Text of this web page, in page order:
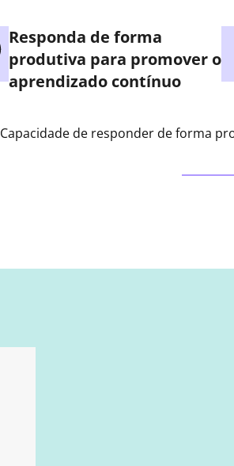
Responda de forma
produtiva para promover o
aprendizado contínuo
Capacidade de responder de forma